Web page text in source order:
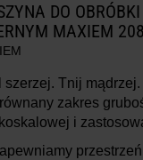
DO
MAXIEM
szerzej. Tnij
zakres
i